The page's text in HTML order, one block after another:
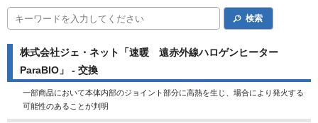
検索
株式会社ジェ・ネット「速暖 遠赤外線ハロゲンヒーター
ParaBIO」 - 交換
一部商品において本体内部のジョイント部分に高熱を生じ、場合により発火する
可能性のあることが判明